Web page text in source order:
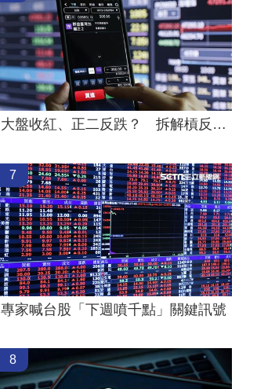
大盤收紅、正二反跌？ 拆解槓反ETF秒懂
7
專家喊台股「下週噴千點」關鍵訊號
8